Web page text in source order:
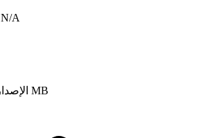
الإصدار N/A، الحجم N/A
الإصدار 1.29.3، الحجم 67.5 MB